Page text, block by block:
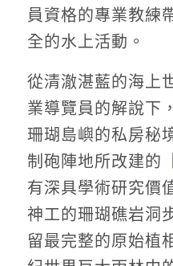
員資格的專業教練
全的水上活動。
從清澈湛藍的海上
業導覽員的解說下
珊瑚島嶼的私房秘
制砲陣地所改建的
有深具學術研究價
神工的珊瑚礁岩洞
留最完整的原始植